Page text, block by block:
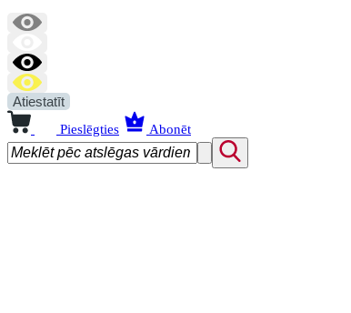
Atiestatīt
Pieslēgties Abonēt